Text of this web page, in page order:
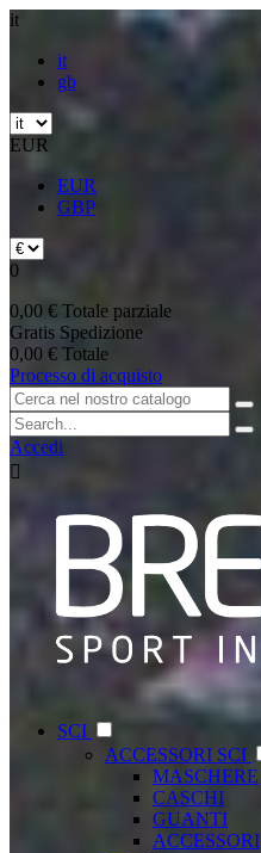
it
it
gb
EUR
EUR
GBP
0
0,00 € Totale parziale
Gratis Spedizione
0,00 € Totale
Processo di acquisto
Accedi

SCI
ACCESSORI SCI
MASCHERE
CASCHI
GUANTI
ACCESSORI